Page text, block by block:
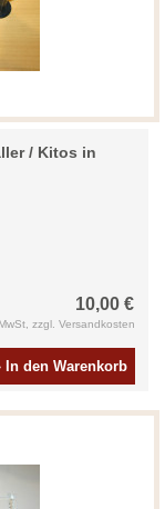
/ Kitos in
10,00 €
zzgl. Versandkosten
In den Warenkorb